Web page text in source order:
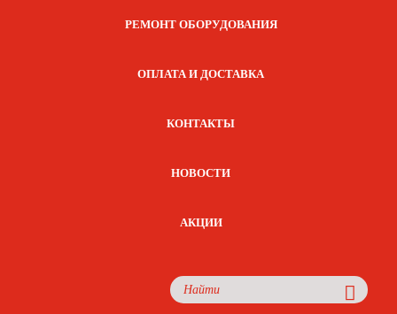
РЕМОНТ ОБОРУДОВАНИЯ
ОПЛАТА И ДОСТАВКА
КОНТАКТЫ
НОВОСТИ
АКЦИИ